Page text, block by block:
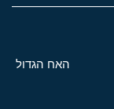
האח הגדול